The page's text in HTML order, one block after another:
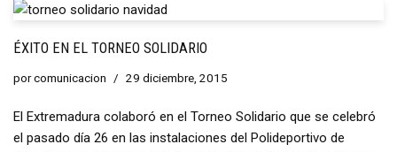
ÉXITO EN EL TORNEO SOLIDARIO
porcomunicacion 29 diciembre, 2015
El Extremadura colaboró en el Torneo Solidario que se celebró
el pasado día 26 en las instalaciones del Polideportivo de